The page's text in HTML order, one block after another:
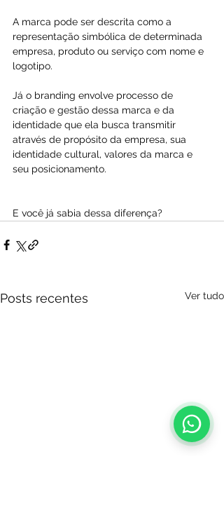
A marca pode ser descrita como a
representação simbólica de determinada
empresa, produto ou serviço com nome e
logotipo.
Já o branding envolve processo de
criação e gestão dessa marca e da
identidade que ela busca transmitir
através de propósito da empresa, sua
identidade cultural, valores da marca e
seu posicionamento.
E você já sabia dessa diferença?
Posts recentes Ver tudo